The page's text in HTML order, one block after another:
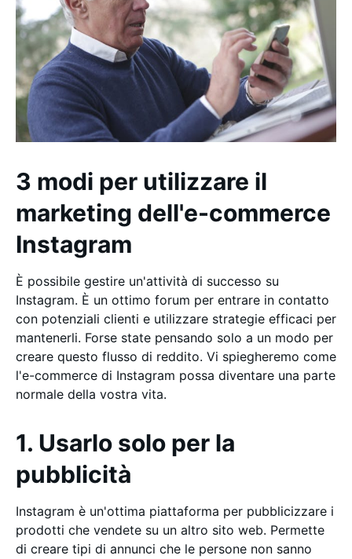
3 modi per utilizzare il
marketing dell'e-commerce
Instagram
È possibile gestire un'attività di successo su
Instagram. È un ottimo forum per entrare in contatto
con potenziali clienti e utilizzare strategie efficaci per
mantenerli. Forse state pensando solo a un modo per
creare questo flusso di reddito. Vi spiegheremo come
l'e-commerce di Instagram possa diventare una parte
normale della vostra vita.
1. Usarlo solo per la
pubblicità
Instagram è un'ottima piattaforma per pubblicizzare i
prodotti che vendete su un altro sito web. Permette
di creare tipi di annunci che le persone non sanno